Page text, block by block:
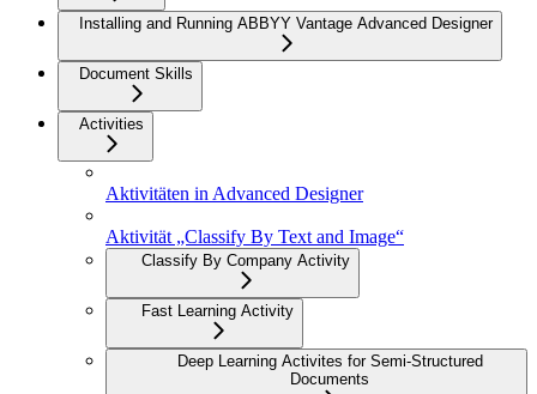
Installing and Running ABBYY Vantage Advanced Designer
Document Skills
Activities
Aktivitäten in Advanced Designer
Aktivität „Classify By Text and Image“
Classify By Company Activity
Fast Learning Activity
Deep Learning Activites for Semi-Structured
Documents